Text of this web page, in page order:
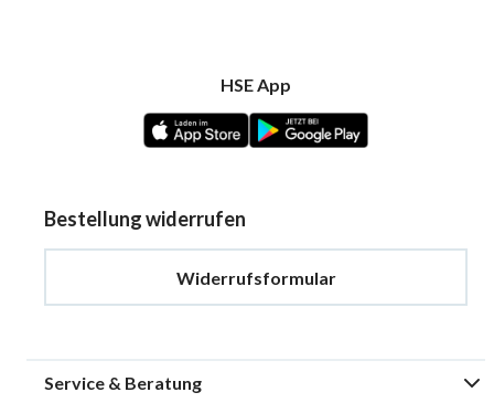
HSE App
Bestellung widerrufen
Widerrufsformular
Service & Beratung